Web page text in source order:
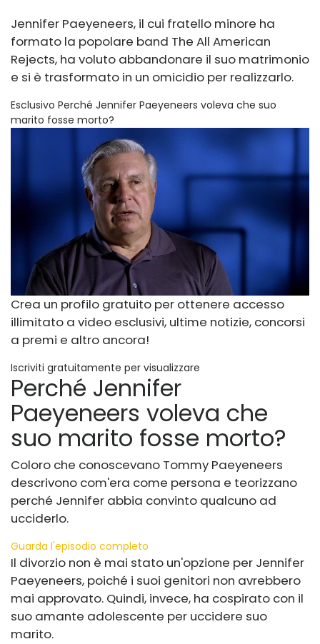
Jennifer Paeyeneers, il cui fratello minore ha
formato la popolare band The All American
Rejects, ha voluto abbandonare il suo matrimonio
e si è trasformato in un omicidio per realizzarlo.
Esclusivo Perché Jennifer Paeyeneers voleva che suo
marito fosse morto?
Crea un profilo gratuito per ottenere accesso
illimitato a video esclusivi, ultime notizie, concorsi
a premi e altro ancora!
Iscriviti gratuitamente per visualizzare
Perché Jennifer
Paeyeneers voleva che
suo marito fosse morto?
Coloro che conoscevano Tommy Paeyeneers
descrivono com'era come persona e teorizzano
perché Jennifer abbia convinto qualcuno ad
ucciderlo.
Guarda l'episodio completo
Il divorzio non è mai stato un'opzione per Jennifer
Paeyeneers, poiché i suoi genitori non avrebbero
mai approvato. Quindi, invece, ha cospirato con il
suo amante adolescente per uccidere suo
marito.